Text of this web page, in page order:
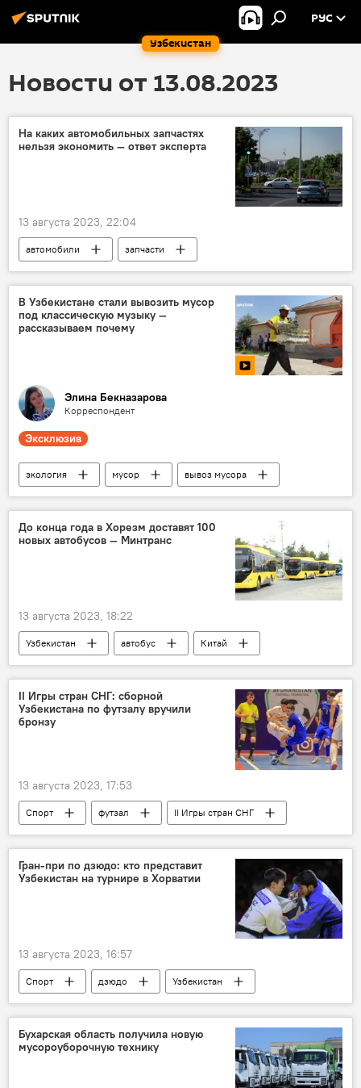
Узбекистан
РУС
Новости от 13.08.2023
На каких автомобильных запчастях
нельзя экономить — ответ эксперта
13 августа 2023, 22:04
автомобили
запчасти
безопасность
шины
техобслуживание
ДТП
В Узбекистане стали вывозить мусор
под классическую музыку —
рассказываем почему
Элина Бекназарова
Корреспондент
Эксклюзив
экология мусор
вывоз мусора
Узбекистан
классическая музыка
Ташкентская область
Кашкадарьинская область
До конца года в Хорезм доставят 100
новых автобусов — Минтранс
13 августа 2023, 18:22
Узбекистан автобус
Китай
Хорезм
Хорезмская область
II Игры стран СНГ: сборной
Узбекистана по футзалу вручили
бронзу
13 августа 2023, 17:53
Спорт футзал
II Игры стран СНГ
игры стран СНГ
сборная
Россия
Кыргызстан
награждение
Гран-при по дзюдо: кто представит
Узбекистан на турнире в Хорватии
13 августа 2023, 16:57
Спорт дзюдо
Узбекистан
сборная
Сборная Узбекистана
гран-при
Бухарская область получила новую
мусороуборочную технику